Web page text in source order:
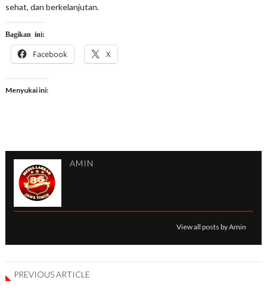
sehat, dan berkelanjutan.
Bagikan ini:
Facebook X
Menyukai ini:
AMIN
View all posts by Amin
PREVIOUS ARTICLE